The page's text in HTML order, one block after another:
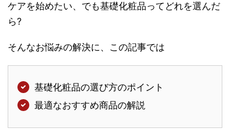
ケアを始めたい、でも基礎化粧品ってどれを選んだ
ら?
そんなお悩みの解決に、この記事では
基礎化粧品の選び方のポイント
最適なおすすめ商品の解説